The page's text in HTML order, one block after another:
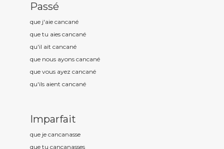
Passé
que j'aie cancané
que tu aies cancané
qu'il ait cancané
que nous ayons cancané
que vous ayez cancané
qu'ils aient cancané
Imparfait
que je cancanasse
que tu cancanasses